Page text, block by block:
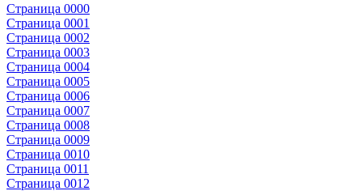
Страница 0000
Страница 0001
Страница 0002
Страница 0003
Страница 0004
Страница 0005
Страница 0006
Страница 0007
Страница 0008
Страница 0009
Страница 0010
Страница 0011
Страница 0012